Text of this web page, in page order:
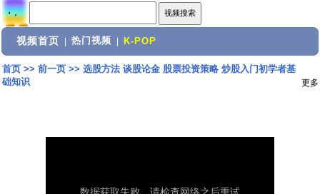
视频首页 热门视频 K-POP
首页>> 前一页>> 选股方法 谈股论金 股票投资策略 炒股入门初学者基
础知识
更多